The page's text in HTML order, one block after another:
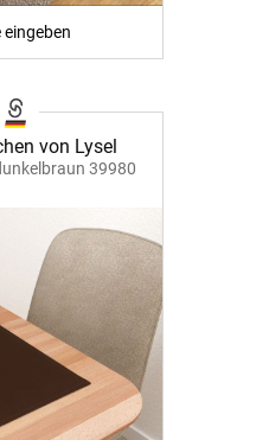
Apple Pay
eingeben
von Lysel
39980